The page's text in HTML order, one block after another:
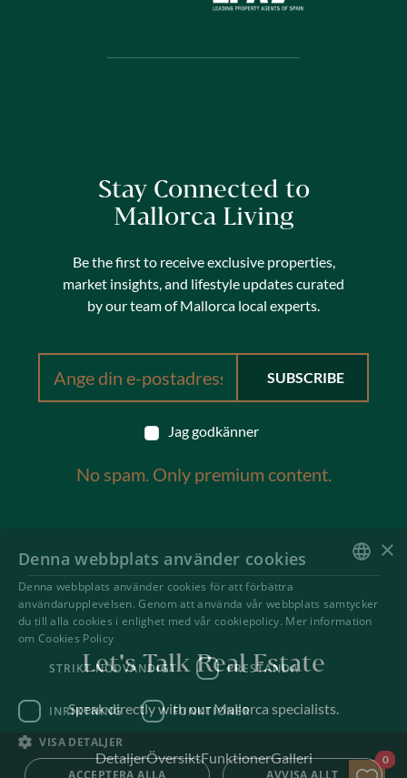
DetaljerÖversiktFunktionerGalleri
Stay Connected to
Mallorca Living
Be the first to receive exclusive properties,
market insights, and lifestyle updates curated
by our team of Mallorca local experts.
Jag godkänner
No spam. Only premium content.
Let's Talk Real Estate
Speak directly with our Mallorca specialists.
0
ENGLISH
SWEDISH
×
Denna webbplats använder cookies
Denna webbplats använder cookies för att förbättra
användarupplevelsen. Genom att använda vår webbplats samtycker
du till alla cookies i enlighet med vår cookiepolicy. Mer information
om Cookies Policy
STRIKT NÖDVÄNDIGT
PRESTANDA
INRIKTNING FUNKTIONER
VISA DETALJER
ACCEPTERA ALLA AVVISA ALLT